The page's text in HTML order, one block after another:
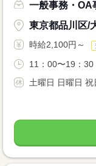
一般事務・OA
東京都品川区/
時給2,100円～
11：00〜19：30
土曜日 日曜日 祝